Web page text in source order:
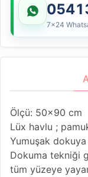
7x24
Ölçü: 50x90 cm
Lüx havlu ;
Yumuşak
Dokuma tekniği
tüm yüzeye